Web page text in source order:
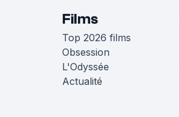
Films
Top 2026 films
Obsession
L'Odyssée
Actualité